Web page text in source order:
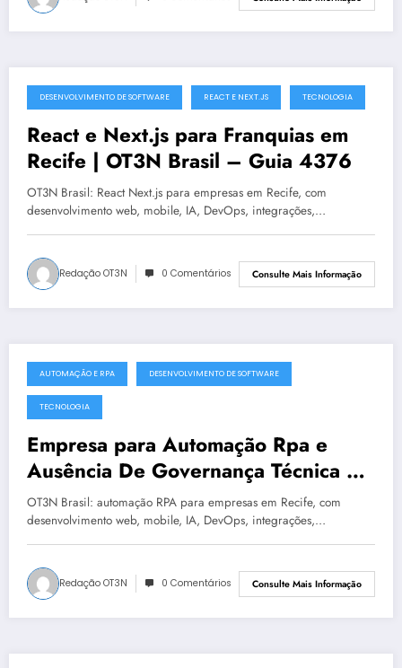
julho 8, 2025
DESENVOLVIMENTO DE SOFTWARE REACT E NEXT.JS TECNOLOGIA
React e Next.js para Franquias em
Recife | OT3N Brasil – Guia 4376
OT3N Brasil: React Next.js para empresas em Recife, com
desenvolvimento web, mobile, IA, DevOps, integrações,…
Redação OT3N 0 Comentários Consulte Mais Informação
julho 8, 2025
AUTOMAÇÃO E RPA DESENVOLVIMENTO DE SOFTWARE
TECNOLOGIA
Empresa para Automação Rpa e
Ausência De Governança Técnica em
Recife | OT3N Brasil – Guia 2724
OT3N Brasil: automação RPA para empresas em Recife, com
desenvolvimento web, mobile, IA, DevOps, integrações,…
Redação OT3N 0 Comentários Consulte Mais Informação